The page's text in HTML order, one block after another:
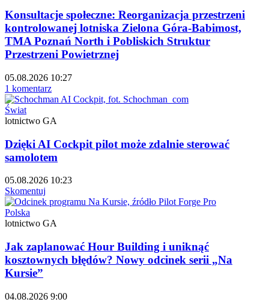
Konsultacje społeczne: Reorganizacja przestrzeni
kontrolowanej lotniska Zielona Góra-Babimost,
TMA Poznań North i Pobliskich Struktur
Przestrzeni Powietrznej
05.08.2026 10:27
1 komentarz
Świat
lotnictwo GA
Dzięki AI Cockpit pilot może zdalnie sterować
samolotem
05.08.2026 10:23
Skomentuj
Polska
lotnictwo GA
Jak zaplanować Hour Building i uniknąć
kosztownych błędów? Nowy odcinek serii „Na
Kursie”
04.08.2026 9:00